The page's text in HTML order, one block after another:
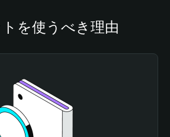
を使うべき理由